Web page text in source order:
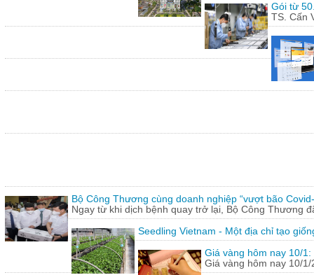
Gói từ
TS. Cấn
Bộ Công Thương cùng doanh nghiệp “vượt bão
Ngay từ khi dịch bệnh quay trở lại, Bộ Công Thương
Seedling Vietnam - Một địa chỉ tạo
Giá vàng hôm nay 10/
Giá vàng hôm nay 10/